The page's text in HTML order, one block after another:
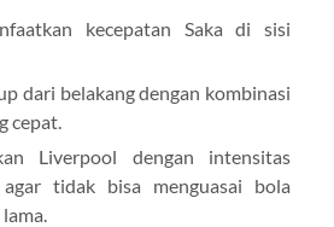
kecepatan Saka di sisi
dari belakang dengan kombinasi
cepat.
Liverpool dengan intensitas
tidak bisa menguasai bola